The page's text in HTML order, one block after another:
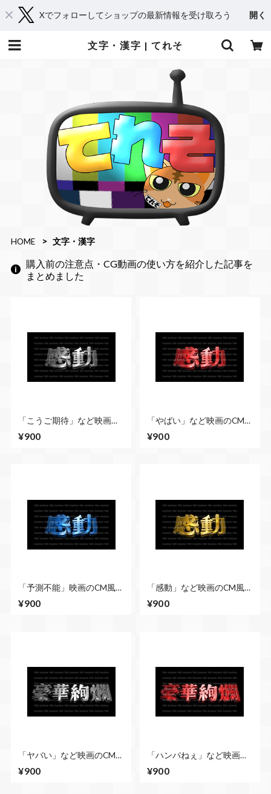
Xでフォローしてショップの最新情報を受け取ろう 開く
文字・漢字 | てれそ
HOME 文字・漢字
購入前の注意点・CG動画の使い方を紹介した記事を
まとめました
「こうご期待」など映画の
漢字５種類 No.6 シルバ
¥900
「やばい」など映画のCM風
５種類 No.6 赤
¥900
「予測不能」映画のCM風に
種類 No.6 青
¥900
「感動」など映画のCM風に
種類 No.6 ゴールド
¥900
「ヤバい」など映画のCM風
５種類 No.5 シルバー
¥900
「ハンパねぇ」など映画の
漢字５種類 No.5 赤
¥900